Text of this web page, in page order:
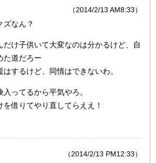
（2014/2/13 AM8:33）
ズなん？
だけ子供いて大変なのは分かるけど、自
た道だろー
するけど、同情はできないわ。
ってるから平気やろ。
借りてやり直してらええ！
（2014/2/13 PM12:33）